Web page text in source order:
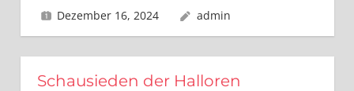
Dezember 16, 2024 admin
Schausieden der Halloren